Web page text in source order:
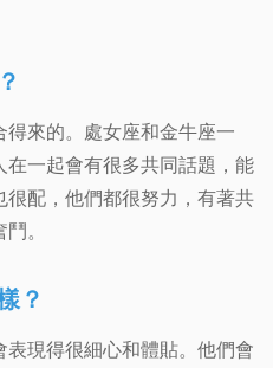
來的。處女座和金牛座一
一起會有很多共同話題，能
配，他們都很努力，有著共
。
？
現得很細心和體貼。他們會